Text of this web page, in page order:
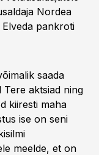
Nordea
pankroti
saada
Tere aktsiad ning
kiiresti maha
ise on seni
meelde, et on